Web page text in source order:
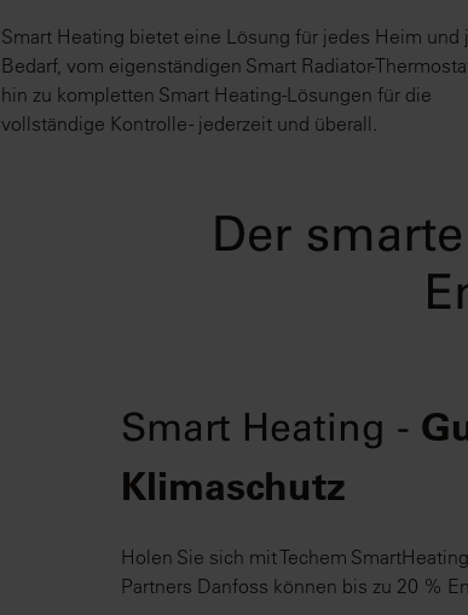
Smart Heating bietet eine Lösung für jedes Heim und
Bedarf, vom eigenständigen Smart Radiator-
hin zu kompletten Smart Heating-Lösungen für die
vollständige Kontrolle - jederzeit und überall.
Der
Smart Heating -
Klimaschutz
Holen Sie sich mit Techem
Partners Danfoss können bis zu 20 %